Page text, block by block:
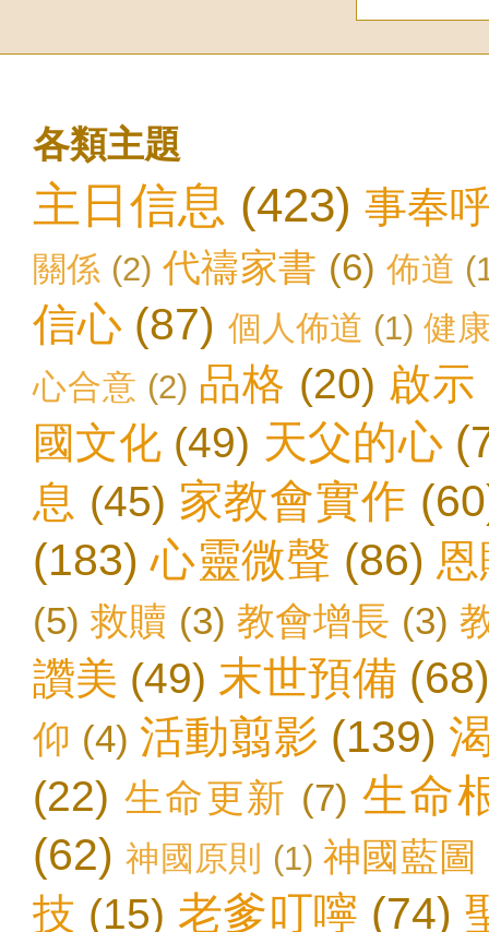
各類主題
主日信息 (423) 事奉
關係 (2) 代禱家書 (6) 佈道
信心 (87) 個人佈道 (1) 健
心合意 (2) 品格 (20) 啟示
國文化 (49) 天父的心
息 (45) 家教會實作
(183) 心靈微聲 (86)
(5) 救贖 (3) 教會增長 (3)
讚美 (49) 末世預備
仰 (4) 活動翦影 (139)
(22) 生命更新 (7) 生命
(62) 神國原則 (1) 神國藍圖
技 (15) 老爹叮嚀 (74)